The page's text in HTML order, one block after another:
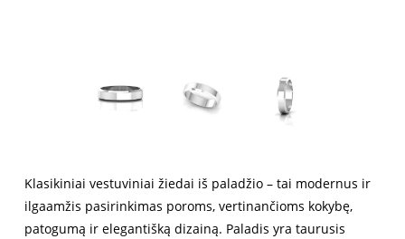
Klasikiniai vestuviniai žiedai iš paladžio – tai modernus ir
ilgaamžis pasirinkimas poroms, vertinančioms kokybę,
patogumą ir elegantišką dizainą. Paladis yra taurusis